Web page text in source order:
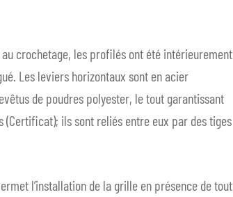
crochetage, les profilés ont été intérieurement
Les leviers horizontaux sont en acier
de poudres polyester, le tout garantissant
ils sont reliés entre eux par des tiges
l’installation de la grille en présence de tout